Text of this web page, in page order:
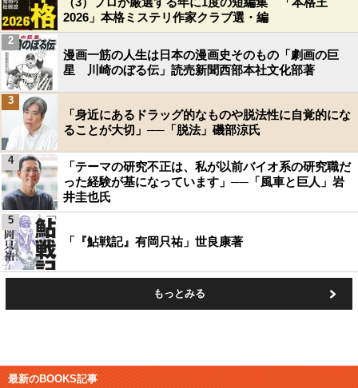
2026」本格ミステリ作家クラブ選・編
漫画一筋の人生は日本の漫画史そのもの「劇画の巨
星 川崎のぼる伝」読売新聞西部本社文化部著
2
「身近にあるドラッグ的なものや脱法性に自覚的にな
ることが大切」──「脱法」磯部涼氏
3
「テーマの研究不正は、私が以前バイオ系の研究職だ
った経験が基になっています」──「風車と巨人」岩
井圭也氏
4
「『鮎戦記』有岡只祐」世良康著
5
もっとみる
最新のBOOKS記事